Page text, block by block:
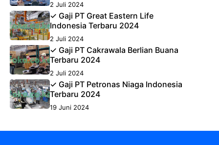
2 Juli 2024
✓ Gaji PT Great Eastern Life
Indonesia Terbaru 2024
2 Juli 2024
✓ Gaji PT Cakrawala Berlian Buana
Terbaru 2024
2 Juli 2024
✓ Gaji PT Petronas Niaga Indonesia
Terbaru 2024
19 Juni 2024